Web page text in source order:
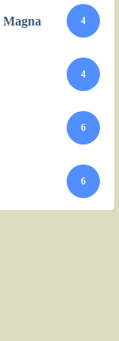
Magna 4
4
6
6